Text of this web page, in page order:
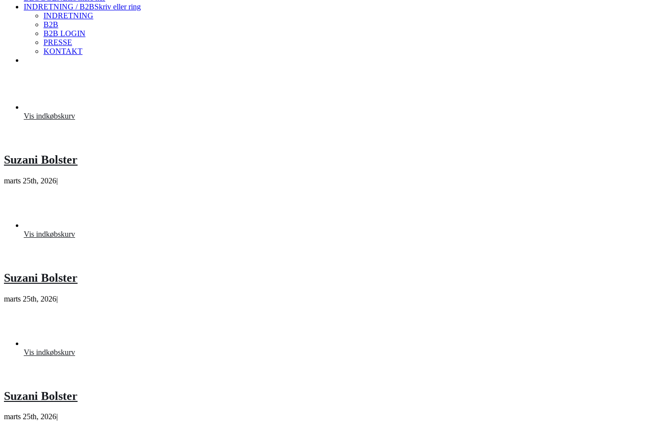
INDRETNING / B2BSkriv eller ring
INDRETNING
B2B
B2B LOGIN
PRESSE
KONTAKT
Vis indkøbskurv
Suzani Bolster
marts 25th, 2026|
Vis indkøbskurv
Suzani Bolster
marts 25th, 2026|
Vis indkøbskurv
Suzani Bolster
marts 25th, 2026|